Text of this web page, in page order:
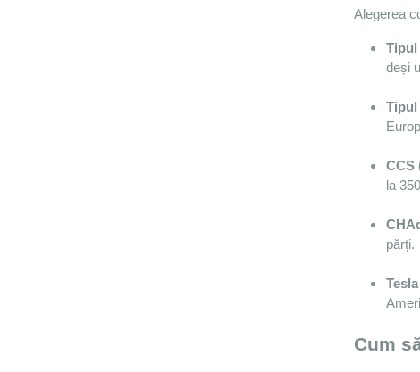
Alegerea
Tipul
deși
Tipul
CCS
la
părți.
Cum